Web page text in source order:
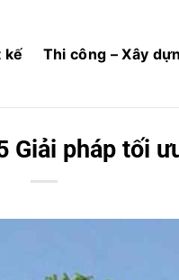
kế Thi công – Xây
Giải pháp tối